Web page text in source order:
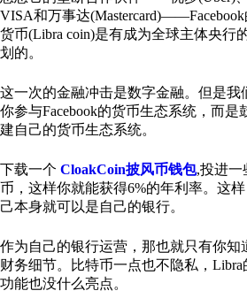
VISA和万事达(Mastercard)——Facebook
货币(Libra coin)是有成为全球主体央行
划的。
这一次的金融冲击是数字金融。但是我
你参与Facebook的货币生态系统，而是
建自己的货币生态系统。
下载一个 CloakCoin披风币钱包,投进一
币，这样你就能获得6%的年利率。这
己本身就可以是自己的银行。
作为自己的银行运营，那也就只有你知
财务细节。比特币一点也不隐私，Libra
功能也没什么亮点。